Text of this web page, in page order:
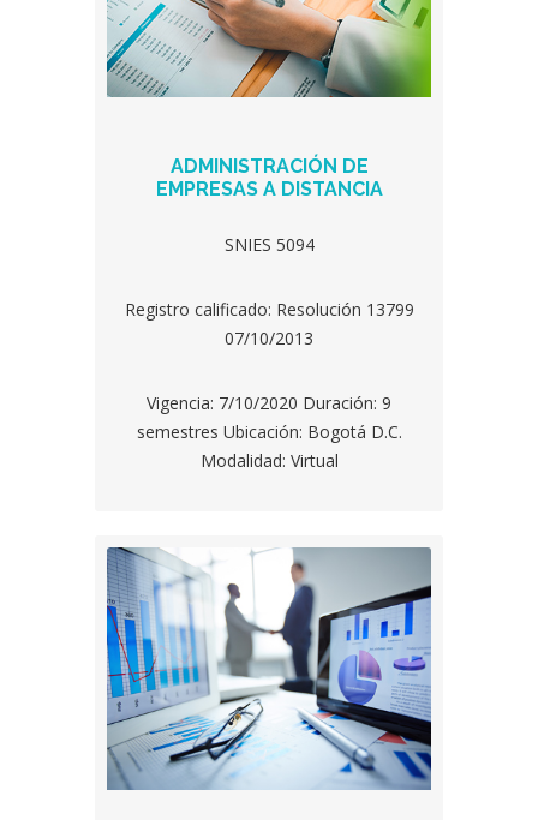
ADMINISTRACIÓN DE
EMPRESAS A DISTANCIA
SNIES 5094
Registro calificado: Resolución 13799
07/10/2013
Vigencia: 7/10/2020 Duración: 9
semestres Ubicación: Bogotá D.C.
Modalidad: Virtual